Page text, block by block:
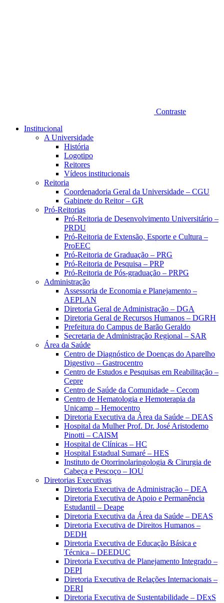
Contraste
Institucional
A Universidade
História
Logotipo
Reitores
Vídeos institucionais
Reitoria
Coordenadoria Geral da Universidade – CGU
Gabinete do Reitor – GR
Pró-Reitorias
Pró-Reitoria de Desenvolvimento Universitário –
PRDU
Pró-Reitoria de Extensão, Esporte e Cultura –
ProEEC
Pró-Reitoria de Graduação – PRG
Pró-Reitoria de Pesquisa – PRP
Pró-Reitoria de Pós-graduação – PRPG
Administração
Assessoria de Economia e Planejamento –
AEPLAN
Diretoria Geral de Administração – DGA
Diretoria Geral de Recursos Humanos – DGRH
Prefeitura do Campus de Barão Geraldo
Secretaria de Administração Regional – SAR
Área da Saúde
Centro de Diagnóstico de Doenças do Aparelho
Digestivo – Gastrocentro
Centro de Estudos e Pesquisas em Reabilitação –
Cepre
Centro de Saúde da Comunidade – Cecom
Centro de Hematologia e Hemoterapia da
Unicamp – Hemocentro
Diretoria Executiva da Área da Saúde – DEAS
Hospital da Mulher Prof. Dr. José Aristodemo
Pinotti – CAISM
Hospital de Clínicas – HC
Hospital Estadual Sumaré – HES
Instituto de Otorrinolaringologia & Cirurgia de
Cabeça e Pescoço – IOU
Diretorias Executivas
Diretoria Executiva de Administração – DEA
Diretoria Executiva de Apoio e Permanência
Estudantil – Deape
Diretoria Executiva da Área da Saúde – DEAS
Diretoria Executiva de Direitos Humanos –
DEDH
Diretoria Executiva de Educação Básica e
Técnica – DEEDUC
Diretoria Executiva de Planejamento Integrado –
DEPI
Diretoria Executiva de Relações Internacionais –
DERI
Diretoria Executiva de Sustentabilidade – DExS